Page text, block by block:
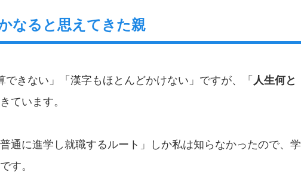
なると思えてきた親
きない」「漢字もほとんどかけない」ですが、「 人生何と
ています。
通に進学し就職するルート」しか私は知らなかったので、学
す。